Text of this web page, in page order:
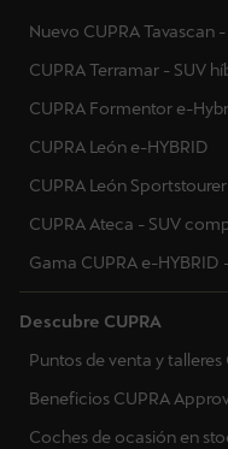
Nuevo CUPRA Tavascan
CUPRA Terramar - SUV
CUPRA Formentor e-
CUPRA León e-HYBRID
CUPRA León Sportstourer
CUPRA Ateca - SUV
Gama CUPRA e-
Descubre CUPRA
Puntos de venta y talleres
Beneficios CUPRA
Coches de ocasión en